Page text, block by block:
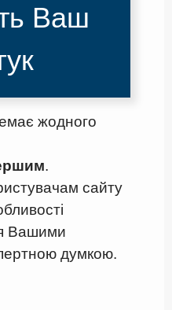
Ваш
жодного
.
сайту
Вашими
думкою.